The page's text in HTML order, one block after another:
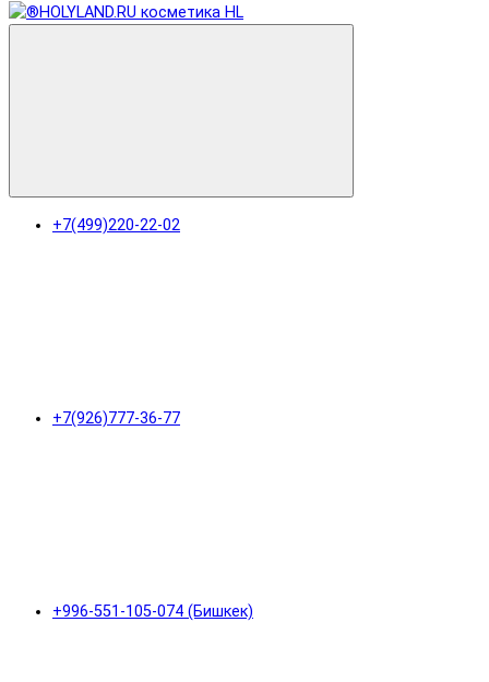
+7(499)220-22-02
+7(926)777-36-77
+996-551-105-074 (Бишкек)